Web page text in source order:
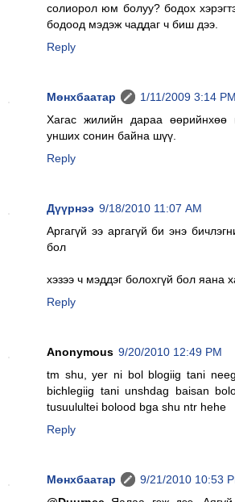
солиорол юм болуу? бодох
бодоод мэдэж чаддаг ч биш дээ.
Reply
Мөнхбаатар
1/11/2009 3:14 PM
Хагас жилийн дараа өөрийнхөө
унших сонин байна шүү.
Reply
Дүүрнээ 9/18/2010 11:07 AM
Аргагүй ээ аргагүй би энэ
бол
хэзээ ч мэддэг болохгүй бол яана
Reply
Anonymous 9/20/2010 12:49 PM
tm shu, yer ni bol blogiig tani
bichlegiig tani unshdag baisan
tusuulultei bolood bga shu ntr hehe
Reply
Мөнхбаатар
9/21/2010 10:53